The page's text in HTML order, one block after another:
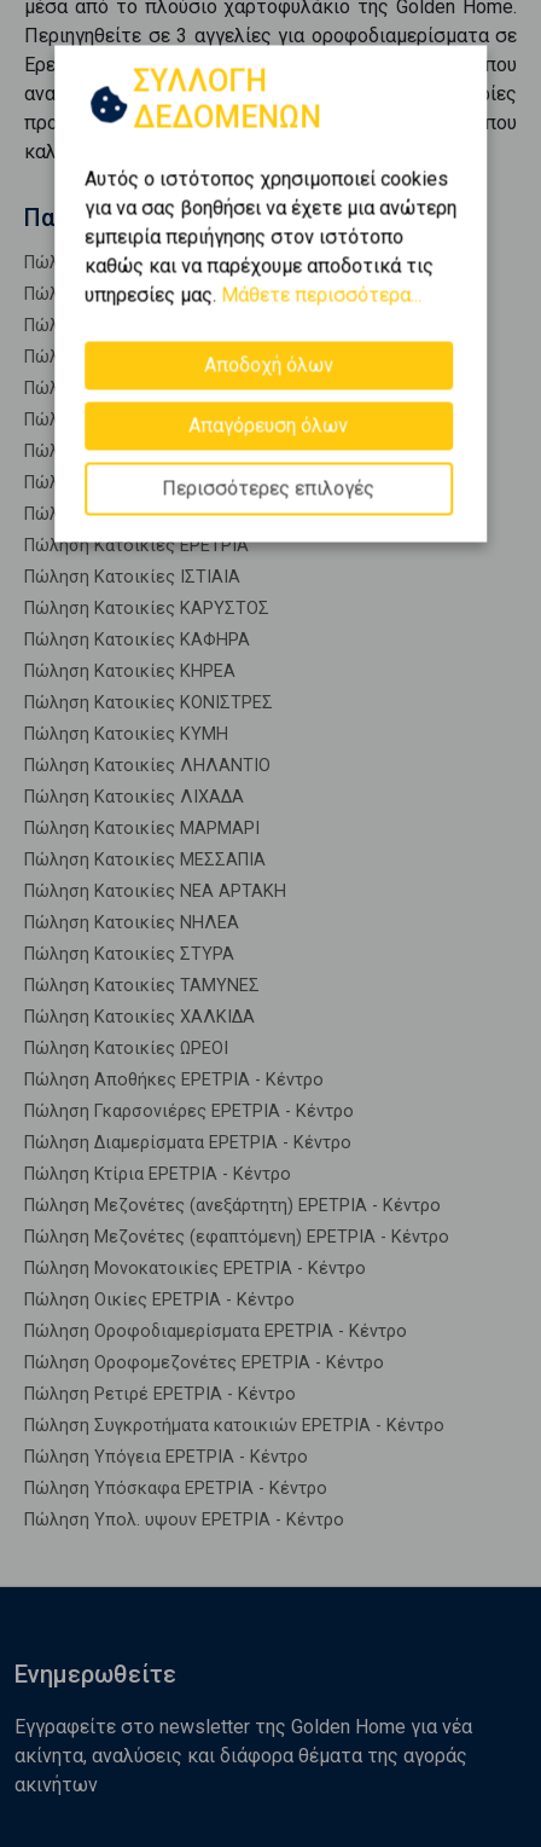
μέσα από το πλούσιο χαρτοφυλάκιο της Golden Home.
Περιηγηθείτε σε 3 αγγελίες για οροφοδιαμερίσματασε
Ερετρια - Κέντροκαι βρείτε ακριβώς αυτό που
αναζητάτε. Συγκεντρώνουμε τις καλύτερες ευκαιρίες
προς
πώληση, προσφέροντάς σας επιλογές που
καλύπτουν κάθε ανάγκη.
Παρόμοιες αναζητήσεις
Πώληση Κατοικίες ΑΙΔΗΨΟΣ
Πώληση Κατοικίες ΑΜΑΡΥΝΘΟΣ
Πώληση Κατοικίες ΑΝΘΗΔΩΝΟΣ
Πώληση Κατοικίες ΑΡΤΕΜΙΣΙΟ
Πώληση Κατοικίες ΑΥΛΙΔΑ
Πώληση Κατοικίες ΑΥΛΩΝΑ
Πώληση Κατοικίες ΔΙΡΦΥΣ
Πώληση Κατοικίες ΔΥΣΤΟΣ
Πώληση Κατοικίες ΛΙΜΝΗ
Πώληση Κατοικίες ΕΡΕΤΡΙΑ
Πώληση Κατοικίες ΙΣΤΙΑΙΑ
Πώληση Κατοικίες ΚΑΡΥΣΤΟΣ
Πώληση Κατοικίες ΚΑΦΗΡΑ
Πώληση Κατοικίες ΚΗΡΕΑ
Πώληση Κατοικίες ΚΟΝΙΣΤΡΕΣ
Πώληση Κατοικίες ΚΥΜΗ
Πώληση Κατοικίες ΛΗΛΑΝΤΙΟ
Πώληση Κατοικίες ΛΙΧΑΔΑ
Πώληση Κατοικίες ΜΑΡΜΑΡΙ
Πώληση Κατοικίες ΜΕΣΣΑΠΙΑ
Πώληση Κατοικίες ΝΕΑ ΑΡΤΑΚΗ
Πώληση Κατοικίες ΝΗΛΕΑ
Πώληση Κατοικίες ΣΤΥΡΑ
Πώληση Κατοικίες ΤΑΜΥΝΕΣ
Πώληση Κατοικίες ΧΑΛΚΙΔΑ
Πώληση Κατοικίες ΩΡΕΟΙ
Πώληση Αποθήκες ΕΡΕΤΡΙΑ - Κέντρο
Πώληση Γκαρσονιέρες ΕΡΕΤΡΙΑ - Κέντρο
Πώληση Διαμερίσματα ΕΡΕΤΡΙΑ - Κέντρο
Πώληση Κτίρια ΕΡΕΤΡΙΑ - Κέντρο
Πώληση Μεζονέτες (ανεξάρτητη) ΕΡΕΤΡΙΑ - Κέντρο
Πώληση Μεζονέτες (εφαπτόμενη) ΕΡΕΤΡΙΑ - Κέντρο
Πώληση Μονοκατοικίες ΕΡΕΤΡΙΑ - Κέντρο
Πώληση Οικίες ΕΡΕΤΡΙΑ - Κέντρο
Πώληση Οροφοδιαμερίσματα ΕΡΕΤΡΙΑ - Κέντρο
Πώληση Οροφομεζονέτες ΕΡΕΤΡΙΑ - Κέντρο
Πώληση Ρετιρέ ΕΡΕΤΡΙΑ - Κέντρο
Πώληση Συγκροτήματα κατοικιών ΕΡΕΤΡΙΑ - Κέντρο
Πώληση Υπόγεια ΕΡΕΤΡΙΑ - Κέντρο
Πώληση Υπόσκαφα ΕΡΕΤΡΙΑ - Κέντρο
Πώληση Υπολ. υψουν ΕΡΕΤΡΙΑ - Κέντρο
ΣΥΛΛΟΓΗ
ΔΕΔΟΜΕΝΩΝ
Αυτός ο ιστότοπος χρησιμοποιεί cookies
για να σας βοηθήσει να έχετε μια ανώτερη
εμπειρία περιήγησης στον ιστότοπο
καθώς και να παρέχουμε αποδοτικά τις
υπηρεσίες μας. Μάθετε περισσότερα...
Αποδοχή όλων
Απαγόρευση όλων
Περισσότερες επιλογές
Ενημερωθείτε
Εγγραφείτε στο newsletter της Golden Home για νέα
ακίνητα, αναλύσεις και διάφορα θέματα της αγοράς
ακινήτων